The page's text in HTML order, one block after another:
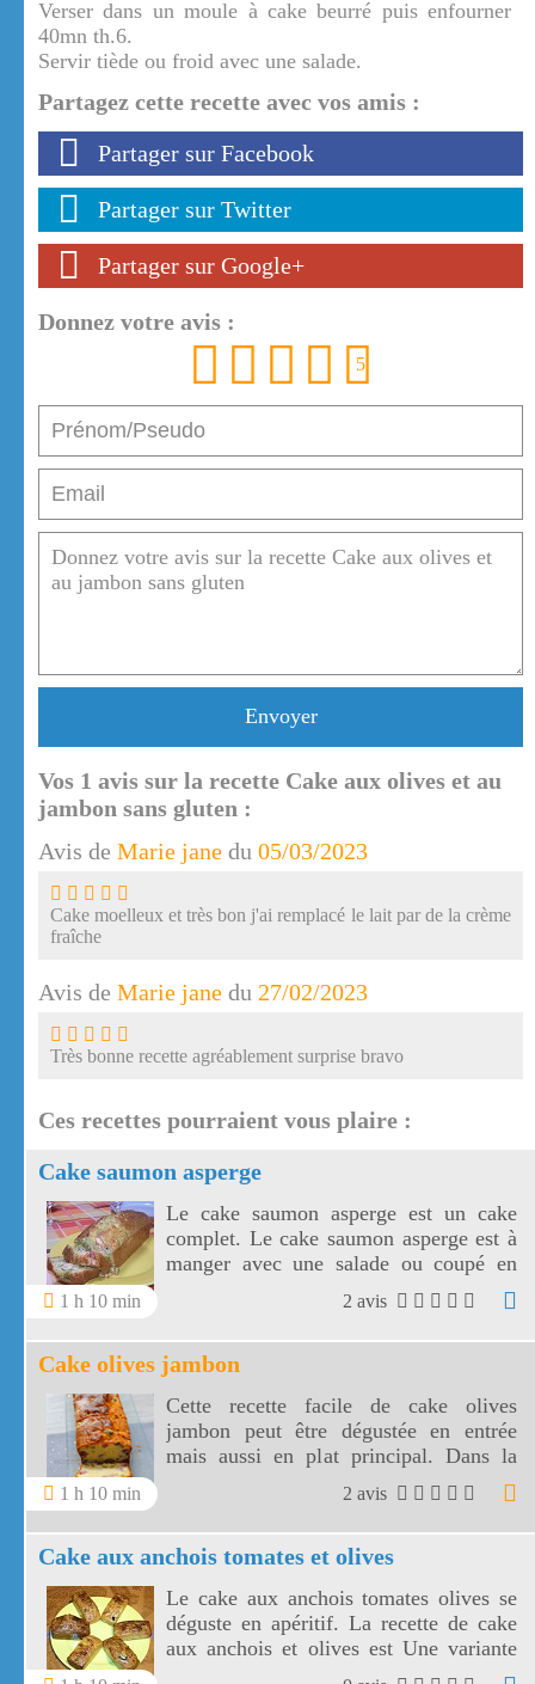
Verser dans un moule à cake beurré puis enfourner
40mn th.6.
Servir tiède ou froid avec une salade.
Partagez cette recette avec vos amis :
Partager sur Facebook
Partager sur Twitter
Partager sur Google+
Donnez votre avis :
5
Envoyer
Vos 1 avis sur la recette Cake aux olives et au
jambon sans gluten :
Avis de Marie jane du 05/03/2023
Cake moelleux et très bon j'ai remplacé le lait par de la crème
fraîche
Avis de Marie jane du 27/02/2023
Très bonne recette agréablement surprise bravo
Ces recettes pourraient vous plaire :
Cake saumon asperge
1 h 10 min
Le cake saumon asperge est un cake
complet. Le cake saumon asperge est à
manger avec une salade ou coupé en
2 avis
Cake olives jambon
1 h 10 min
Cette recette facile de cake olives
jambon peut être dégustée en entrée
mais aussi en plat principal. Dans la
recette cake olives jambon on peut
2 avis
Cake aux anchois tomates et olives
Le cake aux anchois tomates olives se
déguste en apéritif. La recette de cake
aux anchois et olives est Une variante